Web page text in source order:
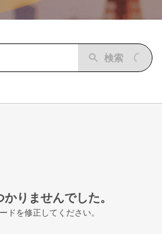
検索
りませんでした。
ドを修正してください。